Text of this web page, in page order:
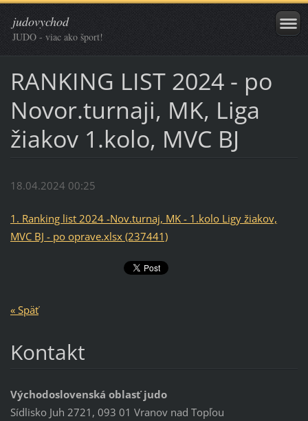
judovychod
JUDO - viac ako šport!
RANKING LIST 2024 - po
Novor.turnaji, MK, Liga
žiakov 1.kolo, MVC BJ
18.04.2024 00:25
1. Ranking list 2024 -Nov.turnaj, MK - 1.kolo Ligy žiakov,
MVC BJ - po oprave.xlsx (237441)
« Späť
Kontakt
Východoslovenská oblasť judo
Sídlisko Juh 2721, 093 01 Vranov nad Topľou